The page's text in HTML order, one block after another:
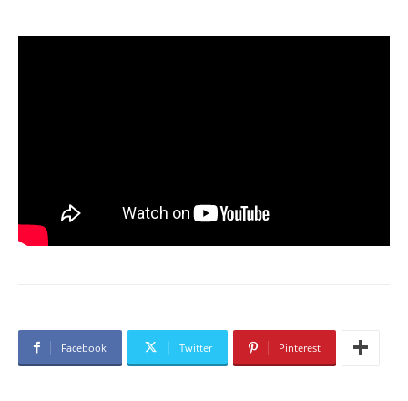
Facebook Twitter Pinterest